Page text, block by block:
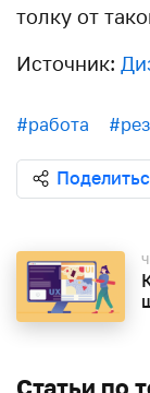
толку от
Источник:
#работа